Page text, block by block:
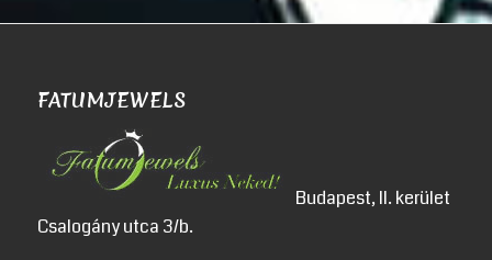
FATUMJEWELS
Budapest, II. kerület
Csalogány utca 3/b.